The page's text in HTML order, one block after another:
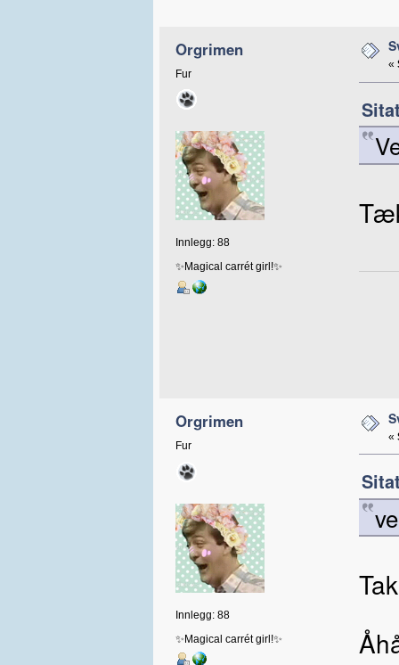
Orgrimen
Fur
Innlegg: 88
✨Magical carrét girl!✨
«
Orgrimen
Fur
Innlegg: 88
✨Magical carrét girl!✨
«